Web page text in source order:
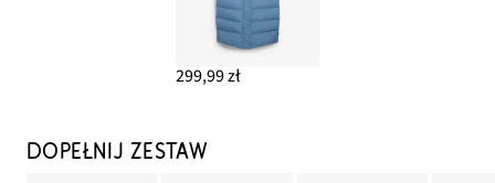
299,99 zł
DOPEŁNIJ ZESTAW